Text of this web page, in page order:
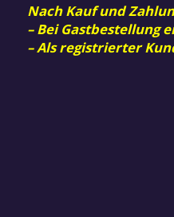
Nach Kauf und
– Bei Gastbestellung
– Als registrierter